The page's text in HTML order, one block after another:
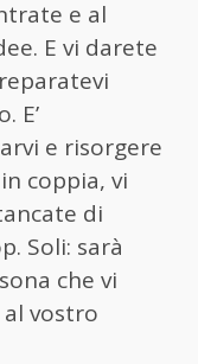
e al
E vi darete
E’
e risorgere
coppia, vi
di
Soli: sarà
che vi
vostro